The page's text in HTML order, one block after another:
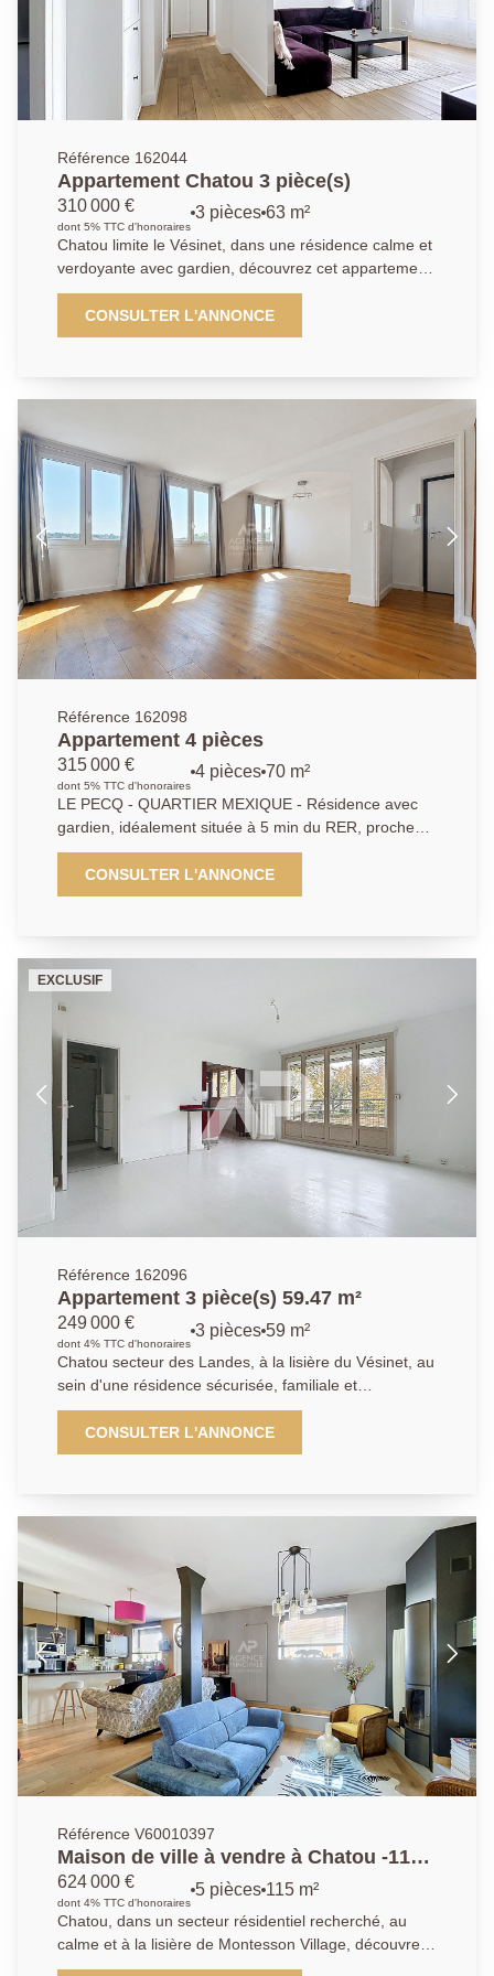
d'une famille. Le bien bénéficie également d'un sous-
sol total de 87,88 m² en rez-de-jardin, offrant de
nombreuses possibilités : garage, atelier, espace de
stockage, salle de sport, salle de jeux ou
aménagement selon vos projets. Et une dépendance
dans le jardin.
Référence 162044
Appartement Chatou 3 pièce(s)
310 000 €
dont 5% TTC d'honoraires
3 pièces 63 m²
Chatou limite le Vésinet, dans une résidence calme et
verdoyante avec gardien, découvrez cet appartement
en parfait état, traversant, très lumineux et sans
aucun vis- à -vis, situé à 13 minutes à pied du RER du
Vésinet Centre. Il comprend une entrée, une cuisine
parking visiteur est également disponible dans la
résidence. Les travaux de ravalement et de toiture-
terrasse avec isolation extérieure ont été réalisés en
2023.
CONSULTER L'ANNONCE
Référence 162098
Appartement 4 pièces
315 000 €
dont 5% TTC d'honoraires
4 pièces 70 m²
LE PECQ - QUARTIER MEXIQUE - Résidence avec
gardien, idéalement située à 5 min du RER, proche
des commerces et des écoles - Appartement 4 pièces
de 70.95m² au 4ème et dernier étage. Il se compose
d'une entrée avec placards, séjour, salle à manger
indépendant. Cave de 9.71m² et emplacement
parking extérieur libre.
CONSULTER L'ANNONCE
EXCLUSIF
Référence 162096
Appartement 3 pièce(s) 59.47 m²
249 000 €
dont 4% TTC d'honoraires
3 pièces 59 m²
Chatou secteur des Landes, à la lisière du Vésinet, au
sein d'une résidence sécurisée, familiale et
verdoyante, à proximité immédiate des écoles, des
transports (bus) et des parcs et à 17 mn à pied du RE
A, découvrez cet appartement traversant et lumineux.
(13.47m² et 11m²), d'une salle d'eau, ainsi que de
toilettes séparées. Une cave complète ce bien.
Stationnement libre au sein de la résidence.
CONSULTER L'ANNONCE
Référence V60010397
Maison de ville à vendre à Chatou -115
m² - 3 chambres -Terrasse - Garage
624 000 €
dont 4% TTC d'honoraires
5 pièces 115 m²
Chatou, dans un secteur résidentiel recherché, au
calme et à la lisière de Montesson Village, découvrez
cette élégante maison de ville entièrement rénovée,